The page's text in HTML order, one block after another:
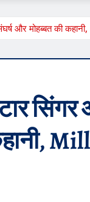
और मोहब्बत की
सिंगर